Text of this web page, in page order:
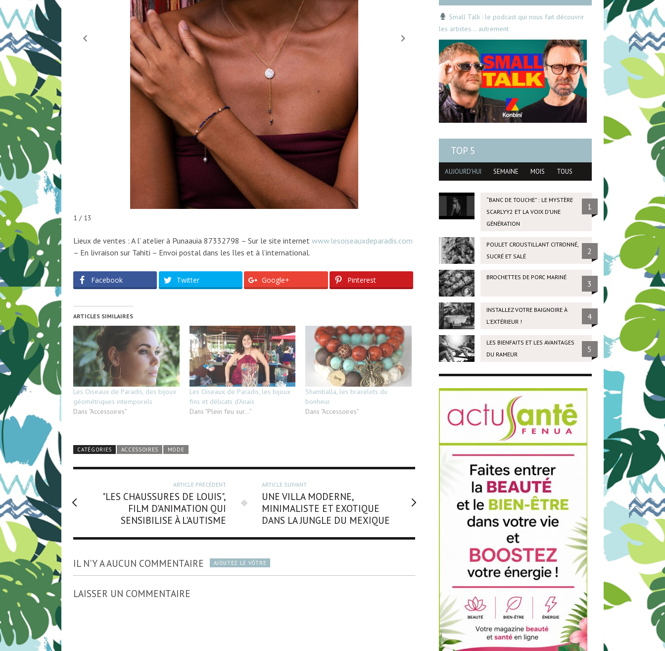
1 / 13
Lieux de ventes : A l’ atelier à Punaauia 87332798 – Sur le site internet www.lesoiseauxdeparadis.com
– En livraison sur Tahiti – Envoi postal dans les îles et à l’international.
Facebook Twitter Google+ Pinterest
ARTICLES SIMILAIRES
Les Oiseaux de Paradis, des bijoux
géométriques intemporels
Dans "Accessoires"
Les Oiseaux de Paradis, les bijoux
fins et délicats d’Anaïs
Dans "Plein feu sur..."
Shamballa, les bracelets du
bonheur
Dans "Accessoires"
CATÉGORIES ACCESSOIRES MODE
ARTICLE PRÉCÉDENT
"LES CHAUSSURES DE LOUIS",
FILM D'ANIMATION QUI
SENSIBILISE À L'AUTISME
ARTICLE SUIVANT
UNE VILLA MODERNE,
MINIMALISTE ET EXOTIQUE
DANS LA JUNGLE DU MEXIQUE
IL N'Y A AUCUN COMMENTAIRE AJOUTEZ LE VÔTRE
LAISSER UN COMMENTAIRE
Small Talk : le podcast qui nous fait découvrir
les artistes… autrement
TOP 5
AUJOURD'HUI SEMAINE MOIS TOUS
“BANC DE TOUCHE” : LE MYSTÈRE
SCARLYY2 ET LA VOIX D’UNE
GÉNÉRATION
1
POULET CROUSTILLANT CITRONNÉ,
SUCRÉ ET SALÉ
2
BROCHETTES DE PORC MARINÉ
3
INSTALLEZ VOTRE BAIGNOIRE À
L'EXTÉRIEUR !
4
LES BIENFAITS ET LES AVANTAGES
DU RAMEUR
5